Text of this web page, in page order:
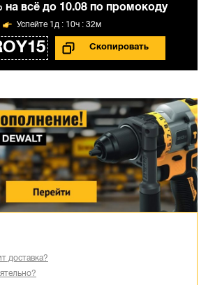
на всё до 10.08 по промокоду
1д : 10ч : 32м
доставка?